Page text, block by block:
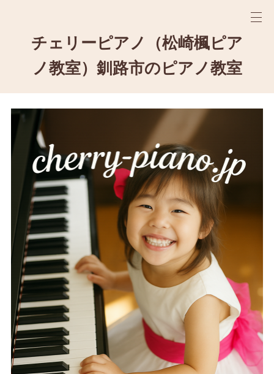
チェリーピアノ（松崎楓ピア
ノ教室）釧路市のピアノ教室